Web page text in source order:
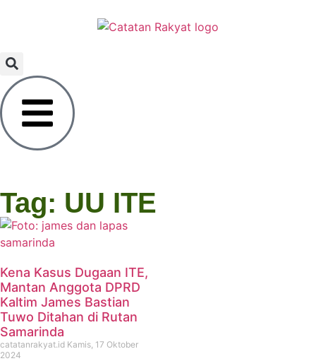
Tag: UU ITE
Kena Kasus Dugaan ITE,
Mantan Anggota DPRD
Kaltim James Bastian
Tuwo Ditahan di Rutan
Samarinda
catatanrakyat.id Kamis, 17 Oktober
2024